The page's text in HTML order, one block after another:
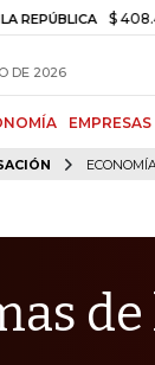
$ 408.498,97
DE 2026
EMPRESAS